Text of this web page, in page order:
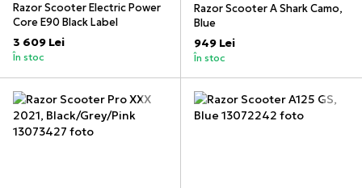
Razor Scooter Electric Power
Core E90 Black Label
3 609 Lei
În stoc
Razor Scooter A Shark Camo,
Blue
949 Lei
În stoc